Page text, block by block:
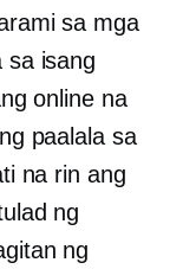
sa mga
sa isang
online na
paalala sa
na rin ang
ng
ng